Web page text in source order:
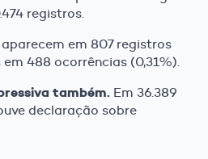
registros.
em 807 registros
488 ocorrências (0,31%).
também. Em 36.389
declaração sobre